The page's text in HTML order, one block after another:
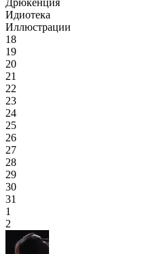
Дрюкенция
Идиотека
Иллюстрации
18
19
20
21
22
23
24
25
26
27
28
29
30
31
1
2